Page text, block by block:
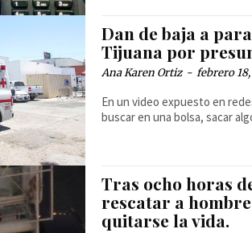
Dan de baja a
Tijuana por
Ana Karen Ortiz - febrero
En un video expuesto en
buscar en una bolsa, sacar
Tras ocho horas
rescatar a
quitarse la vida.